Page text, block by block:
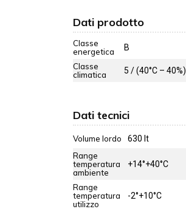
Dati prodotto
Classe
energetica
B
Classe
climatica
5 / (40°C – 40%)
Dati tecnici
Volume lordo
630 lt
Range
temperatura
ambiente
+14°+40°C
Range
temperatura
utilizzo
-2°+10°C